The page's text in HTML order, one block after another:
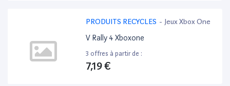
PRODUITS RECYCLES - Jeux Xbox One
V Rally 4 Xboxone
3 offres à partir de :
7,19 €